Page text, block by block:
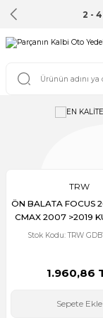
2 - 4
her
her
TRW
ÖN BALATA FOCUS
CMAX 2007 >2019
TRANSIT TOURNEO
C30 2006-2012
Stok Kodu: TRW
1.960,86
Sepete Ekle